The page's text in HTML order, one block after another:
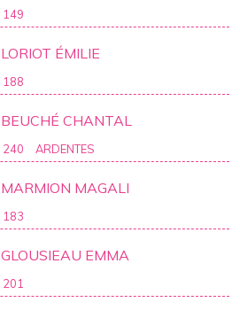
149
188
LORIOT ÉMILIE
240
BEUCHÉ CHANTAL
ARDENTES
183
MARMION MAGALI
201
GLOUSIEAU EMMA